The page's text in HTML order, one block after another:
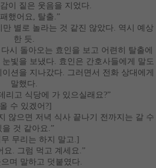
이 짙은 웃음을 지었다.
했어요, 탈출.”
별로 놀라는 것 같진 않았다. 역시 예상
한 듯.
시 돌아오는 효인을 보고 어련히 탈출에
눈빛을 보냈다. 효인은 간호사들에게 말도
션을 지나갔다. 그러면서 전화 상대에게
말했다.
리고 식당에 가 있으실래요 ?”
올 수 있겠어 ?]
않으면 저녁 식사 끝나기 전까지는 갈 수
을 것 같아요 .”
무 무리는 하지 말고.]
요 . 그럼 먹고 계세요 .”
며 말하고 덧붙였다.